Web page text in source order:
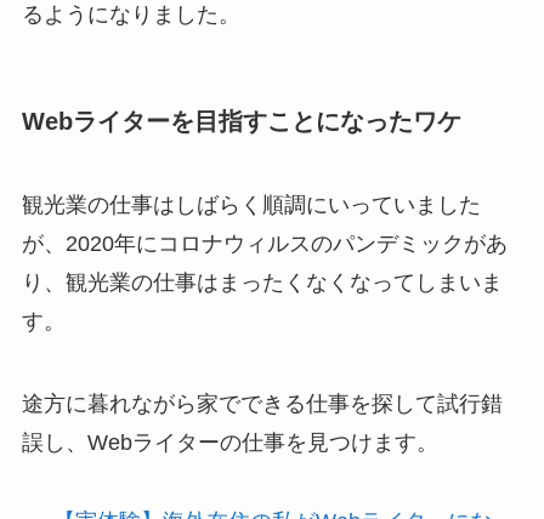
るようになりました。
Webライターを目指すことになったワケ
観光業の仕事はしばらく順調にいっていました
が、2020年にコロナウィルスのパンデミックがあ
り、観光業の仕事はまったくなくなってしまいま
す。
途方に暮れながら家でできる仕事を探して試行錯
誤し、Webライターの仕事を見つけます。